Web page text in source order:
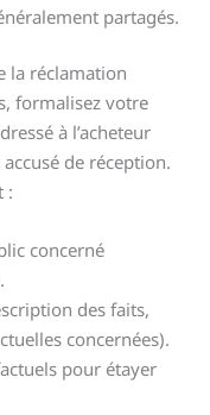
partagés.
la réclamation
formalisez votre
à l’acheteur
de réception.
:
concerné
des faits,
concernées).
pour étayer